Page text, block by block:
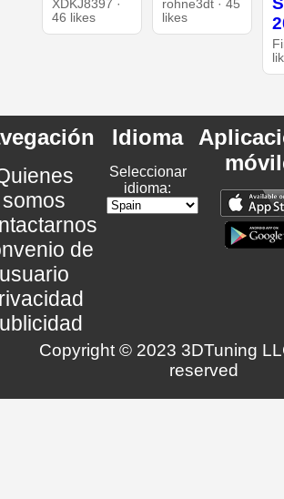
XDKJ8397 ·
46 likes
rohne3dt · 45
likes
somos
de
Idioma
Seleccionar
idioma:
Copyright © 2023 3DTuning
reserved